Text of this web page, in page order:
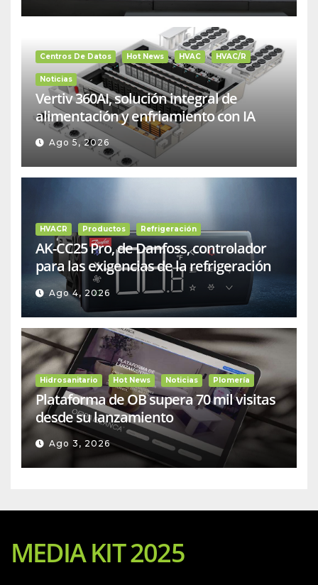
Centros De Datos Hot News HVAC HVAC/R
Noticias
Vertiv 360AI, solución integral de
alimentación y enfriamiento con IA
Ago 5, 2026
HVACR Productos Refrigeración
AK-CC25 Pro, de Danfoss, controlador
para las exigencias de la refrigeración
comercial
Ago 4, 2026
Hidrosanitario Hot News Noticias Plomería
Plataforma de OB supera 70 mil visitas
desde su lanzamiento
Ago 3, 2026
MEDIA KIT 2025